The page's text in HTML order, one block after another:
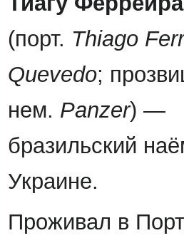
(порт. Thiago
Quevedo;
нем. Panzer) —
бразильский
Украине.
Проживал в